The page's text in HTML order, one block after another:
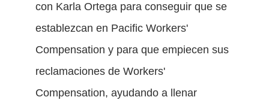
con Karla Ortega para conseguir que se
establezcan en Pacific Workers'
Compensation y para que empiecen sus
reclamaciones de Workers'
Compensation, ayudando a llenar